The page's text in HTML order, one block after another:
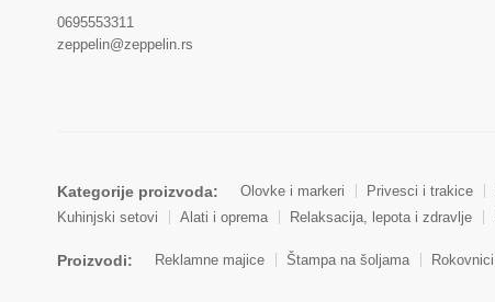
0695553311
zeppelin@zeppelin.rs
Kategorije proizvoda: Olovke i markeri Privesci i trakice
Kuhinjski setovi
Alati i oprema Relaksacija, lepota i zdravlje
Proizvodi: Reklamne majice Štampa na šoljama Rokovnici